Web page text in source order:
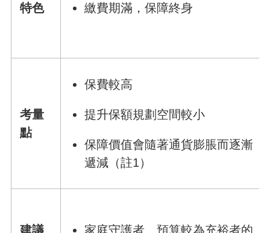
特色 繳費期滿，保障終身
考量
點
保費較高
提升保額規劃空間較小
保障價值會隨著通貨膨脹而逐漸
遞減（註1）
建議
家庭守護者、預算較為充裕者的